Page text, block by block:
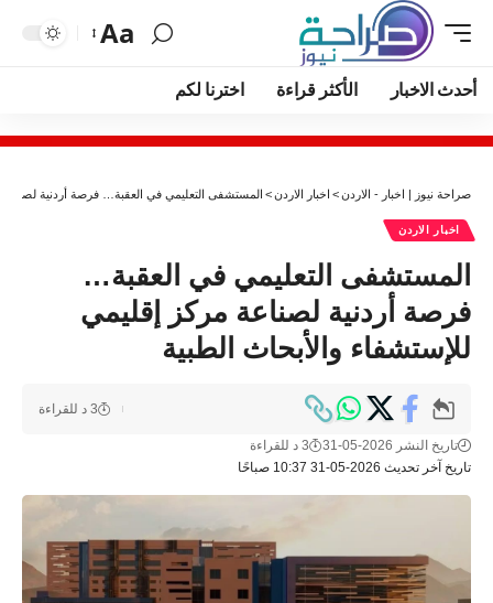
Aa
أحدث الاخبار الأكثر قراءة اخترنا لكم
صراحة نيوز | اخبار - الاردن> اخبار الاردن> المستشفى التعليمي في العقبة… فرصة أردنية لصناعة
اخبار الاردن
المستشفى التعليمي في العقبة…
فرصة أردنية لصناعة مركز إقليمي
للإستشفاء والأبحاث الطبية
تاريخ آخر تحديث 2026-05-31 10:37 صباحًا
تاريخ النشر 2026-05-31 3 د للقراءة
3 د للقراءة